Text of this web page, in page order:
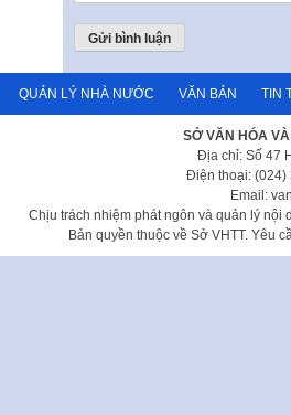
QUẢN LÝ NHÀ NƯỚC VĂN BẢN TIN
SỞ VĂN HÓA
Địa chỉ: Số 47
Điện thoại: (024)
Email:
Chịu trách nhiệm phát ngôn và quản lý nội
Bản quyền thuộc về Sở VHTT. Yêu